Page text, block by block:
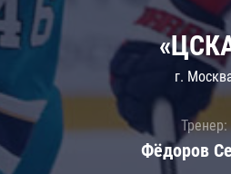
г.
Тренер:
Фёдоров